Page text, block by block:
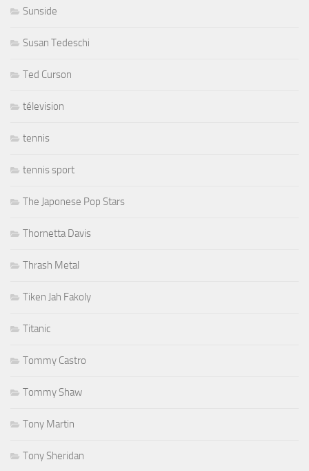
Sunside
Susan Tedeschi
Ted Curson
télevision
tennis
tennis sport
The Japonese Pop Stars
Thornetta Davis
Thrash Metal
Tiken Jah Fakoly
Titanic
Tommy Castro
Tommy Shaw
Tony Martin
Tony Sheridan